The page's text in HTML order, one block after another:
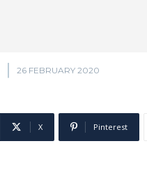
26 FEBRUARY 2020
X Pinterest